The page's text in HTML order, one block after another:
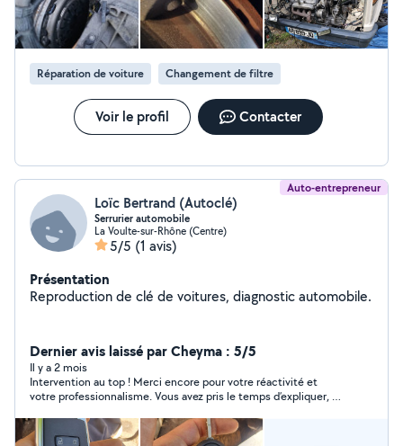
Réparation de voiture Changement de filtre
Voir le profil Contacter
Auto-entrepreneur
Loïc Bertrand (Autoclé)
Serrurier automobile
La Voulte-sur-Rhône (Centre)
5/5 (1 avis)
Présentation
Reproduction de clé de voitures, diagnostic automobile.
Dernier avis laissé par Cheyma : 5/5
Il y a 2 mois
Intervention au top ! Merci encore pour votre réactivité et
votre professionnalisme. Vous avez pris le temps d’expliquer, de
parfaitement maintenant. Je recommande sans hésiter !